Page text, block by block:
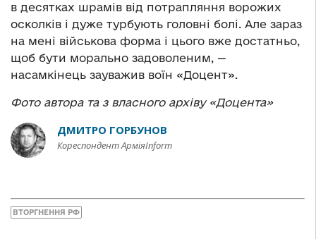
в десятках шрамів від потрапляння ворожих
осколків і дуже турбують головні болі. Але зараз
на мені військова форма і цього вже достатньо,
щоб бути морально задоволеним, —
насамкінець зауважив воїн «Доцент».
Фото автора та з власного архіву «Доцента»
ДМИТРО ГОРБУНОВ
Кореспондент АрміяInform
ВТОРГНЕННЯ РФ